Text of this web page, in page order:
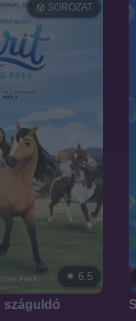
SOROZAT
6.5
száguldó